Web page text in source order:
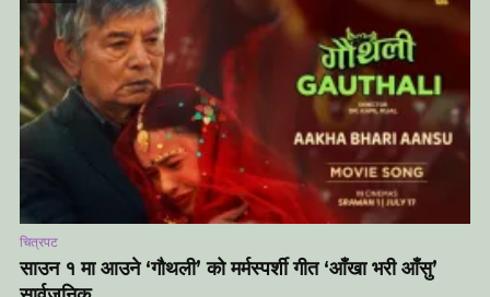
चित्रपट
साउन १ मा आउने ‘गौथली’ को मर्मस्पर्शी गीत ‘आँखा भरी आँसु’